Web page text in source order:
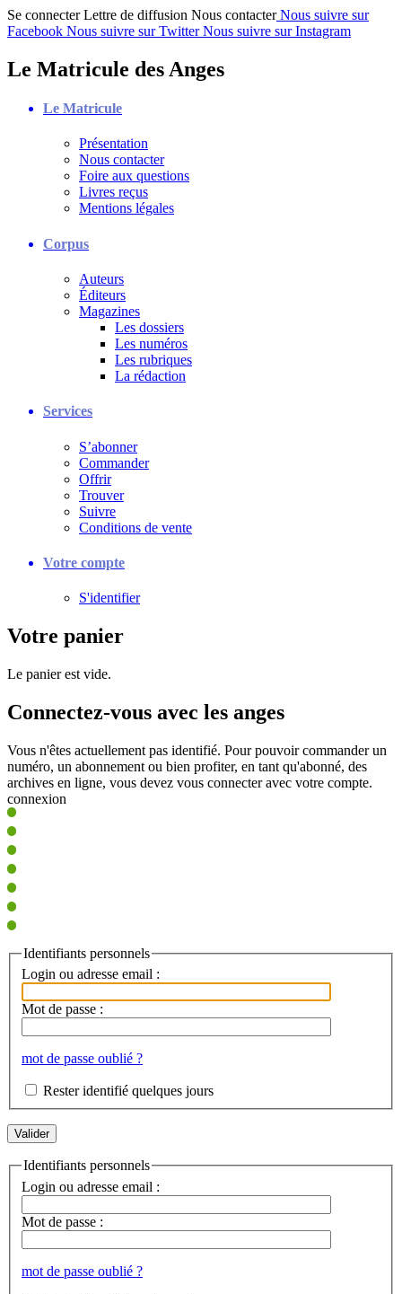
Se connecter Lettre de diffusion Nous contacter Nous suivre sur
Facebook Nous suivre sur Twitter Nous suivre sur Instagram
Le Matricule des Anges
Le Matricule
Présentation
Nous contacter
Foire aux questions
Livres reçus
Mentions légales
Corpus
Auteurs
Éditeurs
Magazines
Les dossiers
Les numéros
Les rubriques
La rédaction
Services
S’abonner
Commander
Offrir
Trouver
Suivre
Conditions de vente
Votre compte
S'identifier
Votre panier
Le panier est vide.
Connectez-vous avec les anges
Vous n'êtes actuellement pas identifié. Pour pouvoir commander un
numéro, un abonnement ou bien profiter, en tant qu'abonné, des
archives en ligne, vous devez vous connecter avec votre compte.
connexion
Identifiants personnels
Login ou adresse email :
Mot de passe :
mot de passe oublié ?
Rester identifié quelques jours
Identifiants personnels
Login ou adresse email :
Mot de passe :
mot de passe oublié ?